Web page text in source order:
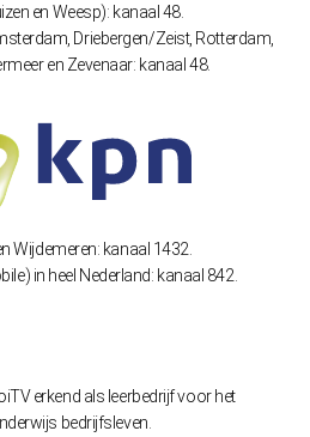
en Weesp): kanaal 48.
Driebergen/Zeist, Rotterdam,
en Zevenaar: kanaal 48.
Wijdemeren: kanaal 1432.
in heel Nederland: kanaal 842.
erkend als leerbedrijf voor het
bedrijfsleven.